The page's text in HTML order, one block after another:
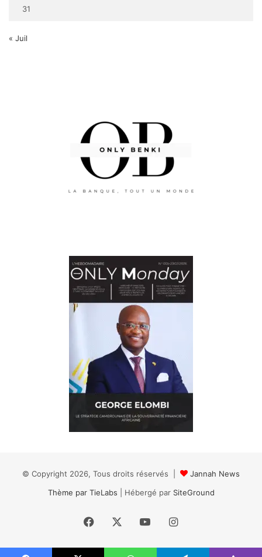
31
« Juil
© Copyright 2026, Tous droits réservés |
Jannah News
Thème par TieLabs | Hébergé par SiteGround
Facebook YouTubeInstagram